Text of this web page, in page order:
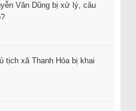
Văn Dũng bị xử lý, câu
tịch xã Thanh Hóa bị khai